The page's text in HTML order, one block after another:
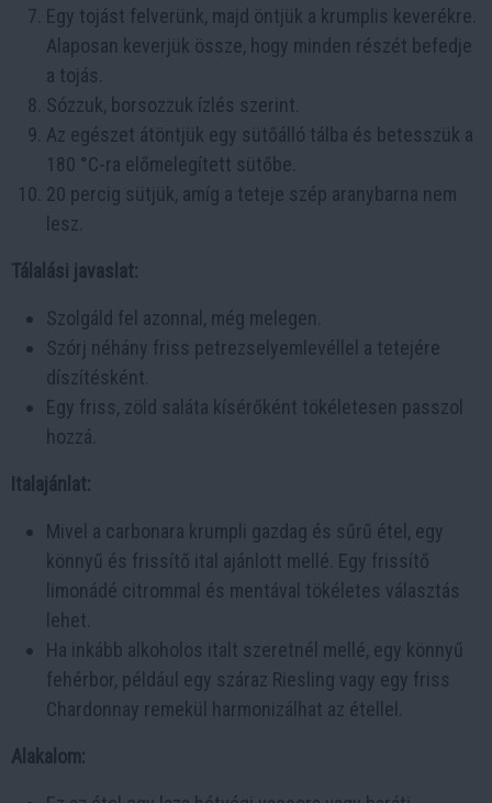
Egy tojást felverünk, majd öntjük a krumplis keverékre.
Alaposan keverjük össze, hogy minden részét befedje
a tojás.
Sózzuk, borsozzuk ízlés szerint.
Az egészet átöntjük egy sütőálló tálba és betesszük a
180 °C-ra előmelegített sütőbe.
20 percig sütjük, amíg a teteje szép aranybarna nem
lesz.
Tálalási javaslat:
Szolgáld fel azonnal, még melegen.
Szórj néhány friss petrezselyemlevéllel a tetejére
díszítésként.
Egy friss, zöld saláta kísérőként tökéletesen passzol
hozzá.
Italajánlat:
Mivel a carbonara krumpli gazdag és sűrű étel, egy
könnyű és frissítő ital ajánlott mellé. Egy frissítő
limonádé citrommal és mentával tökéletes választás
lehet.
Ha inkább alkoholos italt szeretnél mellé, egy könnyű
fehérbor, például egy száraz Riesling vagy egy friss
Chardonnay remekül harmonizálhat az étellel.
Alakalom: